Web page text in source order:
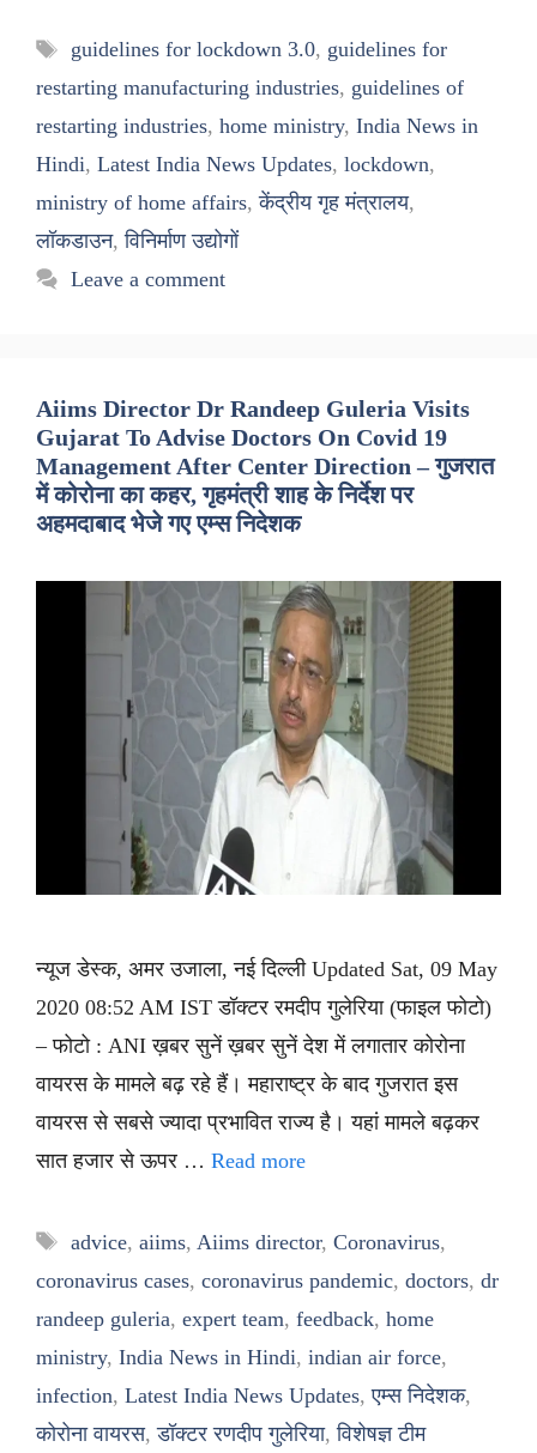
Tags
guidelines for lockdown 3.0, guidelines for
restarting manufacturing industries, guidelines of
restarting industries, home ministry, India News in
Hindi, Latest India News Updates, lockdown,
ministry of home affairs,केंद्रीय गृह मंत्रालय,
लॉकडाउन,विनिर्माण उद्योगों
Leave a comment
Aiims Director Dr Randeep Guleria Visits
Gujarat To Advise Doctors On Covid 19
Management After Center Direction – गुजरात
में कोरोना का कहर, गृहमंत्री शाह के निर्देश पर
अहमदाबाद भेजे गए एम्स निदेशक
न्यूज डेस्क, अमर उजाला, नई दिल्ली Updated Sat, 09 May
2020 08:52 AM IST डॉक्टर रमदीप गुलेरिया (फाइल फोटो)
– फोटो : ANI ख़बर सुनें ख़बर सुनें देश में लगातार कोरोना
वायरस के मामले बढ़ रहे हैं। महाराष्ट्र के बाद गुजरात इस
वायरस से सबसे ज्यादा प्रभावित राज्य है। यहां मामले बढ़कर
सात हजार से ऊपर … Read more
Tags
advice, aiims, Aiims director, Coronavirus,
coronavirus cases, coronavirus pandemic, doctors, dr
randeep guleria, expert team, feedback, home
ministry, India News in Hindi, indian air force,
infection, Latest India News Updates,एम्स निदेशक,
कोरोना वायरस,डॉक्टर रणदीप गुलेरिया,विशेषज्ञ टीम